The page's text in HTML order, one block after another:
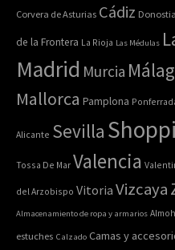
Corvera de Asturias Cádiz Donostia
de la Frontera La Rioja Las Médulas
Madrid Murcia
Mallorca Pamplona
Alicante Sevilla
Tossa De Mar Valencia
del Arzobispo Vitoria Vizcaya
Almacenamiento de ropa y armarios
estuches Calzado Camas y